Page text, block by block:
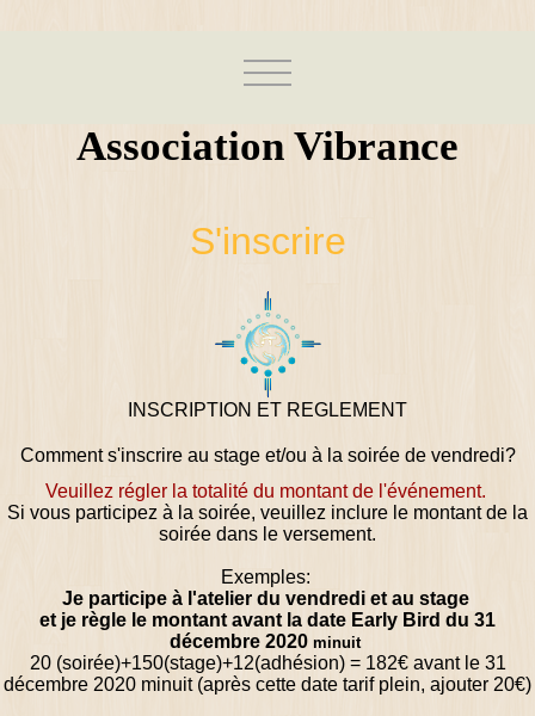
Association Vibrance
S'inscrire
INSCRIPTION ET REGLEMENT
Comment s'inscrire au stage et/ou à la soirée de vendredi?
Veuillez régler la totalité du montantde l'événement.
Si vous participez à la soirée, veuillez inclure le montant de la
soirée dans le versement.
Exemples:
Je participe à l'atelier du vendredi et au stage
et je règle le montant avant la date Early Bird du 31
décembre 2020 minuit
20 (soirée)+150(stage)+12(adhésion)= 182€ avant le 31
décembre 2020 minuit (après cette date tarif plein, ajouter 20€)